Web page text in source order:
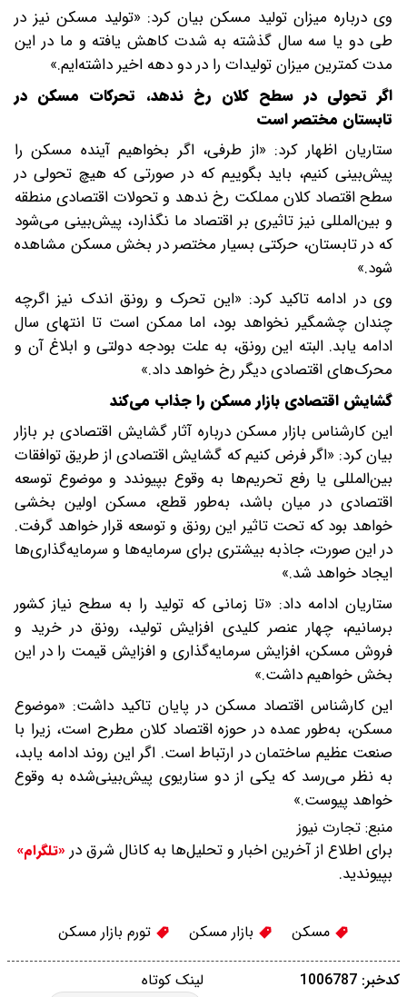
وی درباره میزان تولید مسکن بیان کرد: «تولید مسکن نیز در
طی دو یا سه سال گذشته به شدت کاهش یافته و ما در این
مدت کمترین میزان تولیدات را در دو دهه اخیر داشته‌ایم.»
اگر تحولی در سطح کلان رخ ندهد، تحرکات مسکن در
تابستان مختصر است
ستاریان اظهار کرد: «از طرفی، اگر بخواهیم آینده مسکن را
پیش‌بینی کنیم، باید بگوییم که در صورتی که هیچ تحولی در
سطح اقتصاد کلان مملکت رخ ندهد و تحولات اقتصادی منطقه
و بین‌المللی نیز تاثیری بر اقتصاد ما نگذارد، پیش‌بینی می‌شود
که در تابستان، حرکتی بسیار مختصر در بخش مسکن مشاهده
شود.»
وی در ادامه تاکید کرد: «این تحرک و رونق اندک نیز اگرچه
چندان چشمگیر نخواهد بود، اما ممکن است تا انتهای سال
ادامه یابد. البته این رونق، به علت بودجه دولتی و ابلاغ آن و
محرک‌های اقتصادی دیگر رخ خواهد داد.»
گشایش اقتصادی بازار مسکن را جذاب می‌کند
این کارشناس بازار مسکن درباره آثار گشایش اقتصادی بر بازار
بیان کرد: «اگر فرض کنیم که گشایش اقتصادی از طریق توافقات
بین‌المللی یا رفع تحریم‌ها به وقوع بپیوندد و موضوع توسعه
اقتصادی در میان باشد، به‌طور قطع، مسکن اولین بخشی
خواهد بود که تحت تاثیر این رونق و توسعه قرار خواهد گرفت.
در این صورت، جاذبه بیشتری برای سرمایه‌ها و سرمایه‌گذاری‌ها
ایجاد خواهد شد.»
ستاریان ادامه داد: «تا زمانی که تولید را به سطح نیاز کشور
برسانیم، چهار عنصر کلیدی افزایش تولید، رونق در خرید و
فروش مسکن، افزایش سرمایه‌گذاری و افزایش قیمت را در این
بخش خواهیم داشت.»
این کارشناس اقتصاد مسکن در پایان تاکید داشت: «موضوع
مسکن، به‌طور عمده در حوزه اقتصاد کلان مطرح است، زیرا با
صنعت عظیم ساختمان در ارتباط است. اگر این روند ادامه یابد،
به نظر می‌رسد که یکی از دو سناریوی پیش‌بینی‌شده به وقوع
خواهد پیوست.»
منبع: تجارت نیوز
برای اطلاع از آخرین اخبار و تحلیل‌ها به کانال شرق در «تلگرام»
بپیوندید.
مسکن بازار مسکن تورم بازار مسکن
لینک کوتاه کدخبر: 1006787